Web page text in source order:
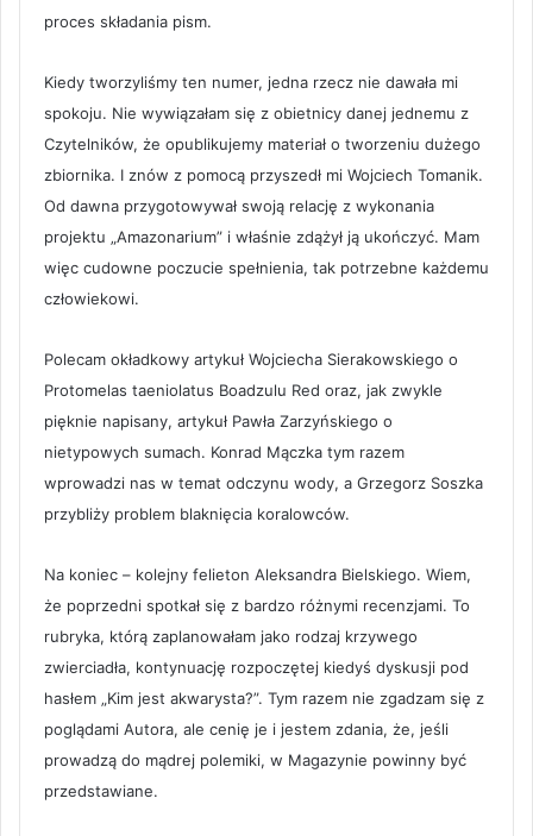
proces składania pism.
Kiedy tworzyliśmy ten numer, jedna rzecz nie dawała mi
spokoju. Nie wywiązałam się z obietnicy danej jednemu z
Czytelników, że opublikujemy materiał o tworzeniu dużego
zbiornika. I znów z pomocą przyszedł mi Wojciech Tomanik.
Od dawna przygotowywał swoją relację z wykonania
projektu „Amazonarium” i właśnie zdążył ją ukończyć. Mam
więc cudowne poczucie spełnienia, tak potrzebne każdemu
człowiekowi.
Polecam okładkowy artykuł Wojciecha Sierakowskiego o
Protomelas taeniolatus Boadzulu Red oraz, jak zwykle
pięknie napisany, artykuł Pawła Zarzyńskiego o
nietypowych sumach. Konrad Mączka tym razem
wprowadzi nas w temat odczynu wody, a Grzegorz Soszka
przybliży problem blaknięcia koralowców.
Na koniec – kolejny felieton Aleksandra Bielskiego. Wiem,
że poprzedni spotkał się z bardzo różnymi recenzjami. To
rubryka, którą zaplanowałam jako rodzaj krzywego
zwierciadła, kontynuację rozpoczętej kiedyś dyskusji pod
hasłem „Kim jest akwarysta?”. Tym razem nie zgadzam się z
poglądami Autora, ale cenię je i jestem zdania, że, jeśli
prowadzą do mądrej polemiki, w Magazynie powinny być
przedstawiane.